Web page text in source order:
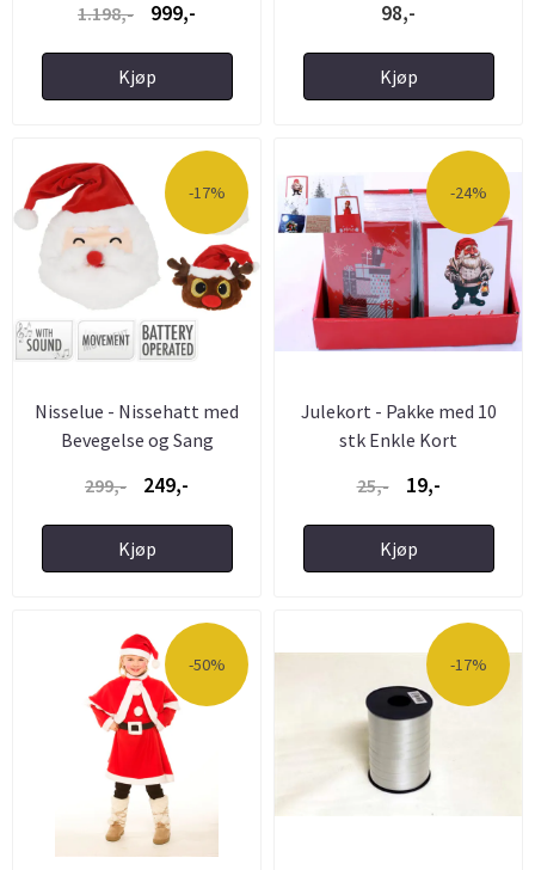
1.198,- 999,-
Kjøp
98,-
Kjøp
-17%
Nisselue - Nissehatt med
Bevegelse og Sang
299,-
249,-
Kjøp
-24%
Julekort - Pakke med 10
stk Enkle Kort
25,-
19,-
Kjøp
-50% -17%